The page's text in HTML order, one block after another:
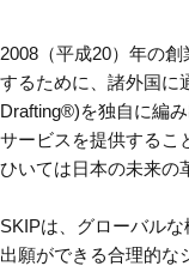
2008（平成20）年の
するために、諸外国に
Drafting®)を独自に編
サービスを提供するこ
ひいては日本の未来の
SKIPは、グローバル
出願ができる合理的な